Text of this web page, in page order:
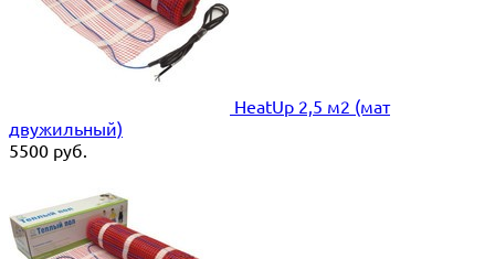
HeatUp 2,5 м2 (мат
двужильный)
5500 руб.